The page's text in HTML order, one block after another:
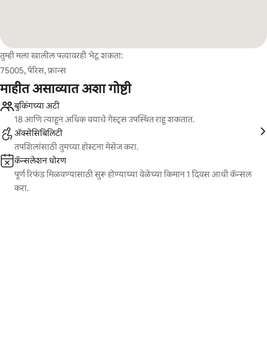
तुम्ही मला खालील पत्त्यावरही भेटू शकता:
75005, पॅरिस, फ्रान्स
माहीत असाव्यात अशा गोष्टी
बुकिंगच्या अटी
18 आणि त्याहून अधिक वयाचे गेस्ट्स उपस्थित राहू शकतात.
ॲक्सेसिबिलिटी
तपशिलांसाठी तुमच्या होस्टना मेसेज करा.
कॅन्सलेशन धोरण
पूर्ण रिफंड मिळवण्यासाठी सुरू होण्याच्या वेळेच्या किमान 1 दिवस आधी कॅन्सल
करा.